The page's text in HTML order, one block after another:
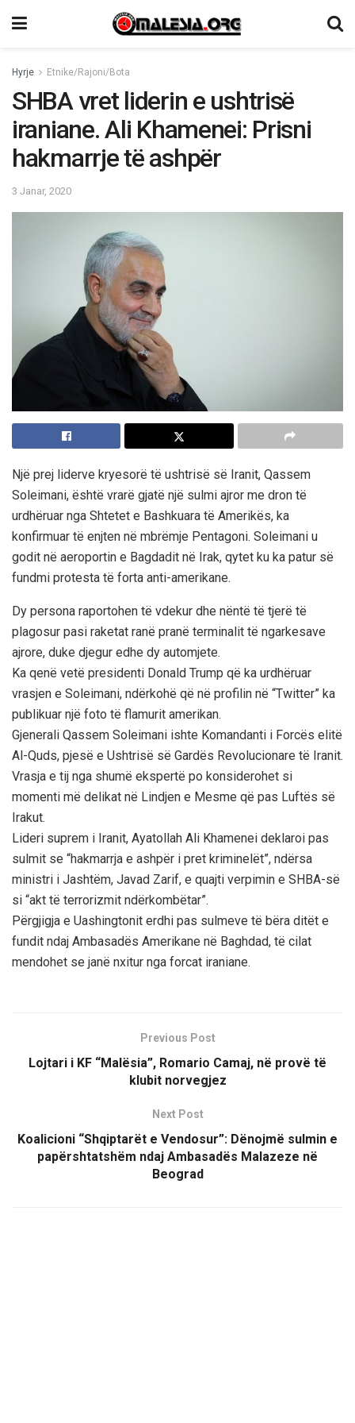
Hyrje Etnike/Rajoni/Bota
SHBA vret liderin e ushtrisë
iraniane. Ali Khamenei: Prisni
hakmarrje të ashpër
3 Janar, 2020
Një prej liderve kryesorë të ushtrisë së Iranit, Qassem
Soleimani, është vrarë gjatë një sulmi ajror me dron të
urdhëruar nga Shtetet e Bashkuara të Amerikës, ka
konfirmuar të enjten në mbrëmje Pentagoni. Soleimani u
godit në aeroportin e Bagdadit në Irak, qytet ku ka patur së
fundmi protesta të forta anti-amerikane.
Dy persona raportohen të vdekur dhe nëntë të tjerë të
plagosur pasi raketat ranë pranë terminalit të ngarkesave
ajrore, duke djegur edhe dy automjete.
Ka qenë vetë presidenti Donald Trump që ka urdhëruar
vrasjen e Soleimani, ndërkohë që në profilin në “Twitter” ka
publikuar një foto të flamurit amerikan.
Gjenerali Qassem Soleimani ishte Komandanti i Forcës elitë
Al-Quds, pjesë e Ushtrisë së Gardës Revolucionare të Iranit.
Vrasja e tij nga shumë ekspertë po konsiderohet si
momenti më delikat në Lindjen e Mesme që pas Luftës së
Irakut.
Lideri suprem i Iranit, Ayatollah Ali Khamenei deklaroi pas
sulmit se “hakmarrja e ashpër i pret kriminelët”, ndërsa
ministri i Jashtëm, Javad Zarif, e quajti verpimin e SHBA-së
si “akt të terrorizmit ndërkombëtar”.
Përgjigja e Uashingtonit erdhi pas sulmeve të bëra ditët e
fundit ndaj Ambasadës Amerikane në Baghdad, të cilat
mendohet se janë nxitur nga forcat iraniane.
Previous Post
Lojtari i KF “Malësia”, Romario Camaj, në provë të
klubit norvegjez
Next Post
Koalicioni “Shqiptarët e Vendosur”: Dënojmë sulmin e
papërshtatshëm ndaj Ambasadës Malazeze në
Beograd